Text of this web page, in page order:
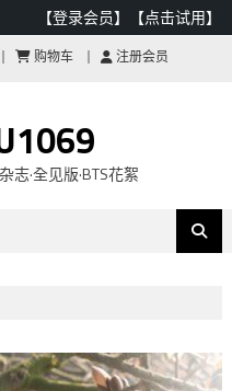
【登录会员】 【点击试用】
购物车 注册会员
志·全见版·BTS花絮